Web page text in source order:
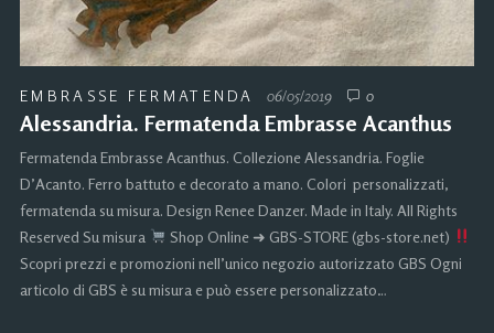
EMBRASSE FERMATENDA 06/05/2019 0
Alessandria. Fermatenda Embrasse Acanthus
Fermatenda Embrasse Acanthus. Collezione Alessandria. Foglie
D’Acanto. Ferro battuto e decorato a mano. Colori personalizzati,
fermatenda su misura. Design Renee Danzer. Made in Italy. All Rights
Reserved Su misura
Shop Online ➜ GBS-STORE (gbs-store.net)
Scopri prezzi e promozioni nell’unico negozio autorizzato GBS Ogni
articolo di GBS è su misura e può essere personalizzato…